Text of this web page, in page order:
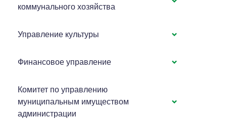
коммунального хозяйства
Управление культуры
Финансовое управление
Комитет по управлению
муниципальным имуществом
администрации